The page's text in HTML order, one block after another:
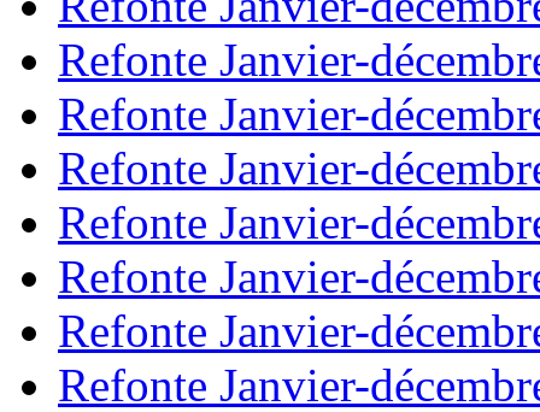
Refonte Janvier-
Refonte Janvier-
Refonte Janvier-
Refonte Janvier-
Refonte Janvier-
Refonte Janvier-
Refonte Janvier-